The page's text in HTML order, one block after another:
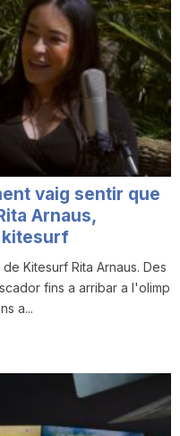
vaig sentir que
Arnaus,
kitesurf
Kitesurf Rita Arnaus. Des
fins a arribar a l'olimp
a...